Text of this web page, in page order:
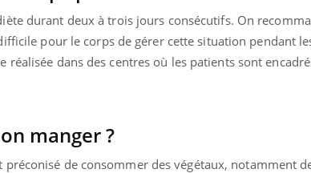
durant deux à trois jours consécutifs. On
pour le corps de gérer cette situation pendant
réalisée dans des centres où les patients sont
manger ?
préconisé de consommer des végétaux, notamment